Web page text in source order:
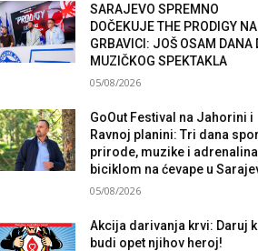
SARAJEVO SPREMNO
DOČEKUJE THE PRODIGY NA
GRBAVICI: JOŠ OSAM DANA
MUZIČKOG SPEKTAKLA
05/08/2026
GoOut Festival na Jahorini i
Ravnoj planini: Tri dana
prirode, muzike i
biciklom na ćevape u
05/08/2026
Akcija darivanja krvi: Daruj
budi opet njihov heroj!